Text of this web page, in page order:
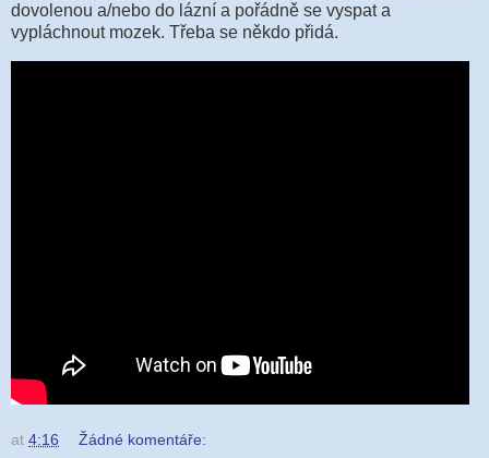
dovolenou a/nebo do lázní a pořádně se vyspat a
vypláchnout mozek. Třeba se někdo přidá.
at 4:16 Žádné komentáře: